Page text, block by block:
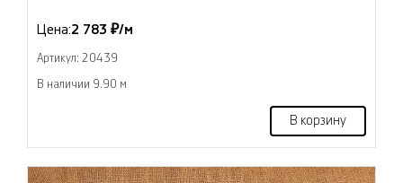
Цена:2 783 ₽/м
Артикул: 20439
В наличии 9.90 м
В корзину